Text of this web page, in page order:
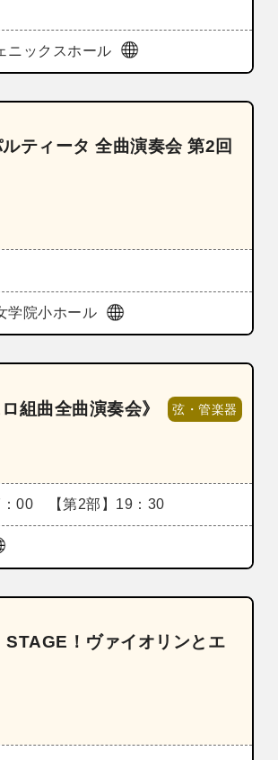
ニックスホール
ティータ 全曲演奏会 第2回
学院小ホール
組曲全曲演奏会》 弦・管楽器
：00 【第2部】19：30
！ヴァイオリンとエ